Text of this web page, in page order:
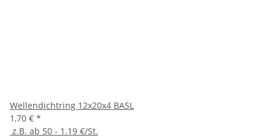
Wellendichtring 12x20x4 BASL
1,70 € *
z.B. ab 50 - 1.19 €/St.